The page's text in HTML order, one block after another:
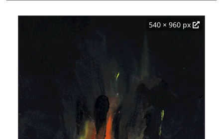
540 × 960 px